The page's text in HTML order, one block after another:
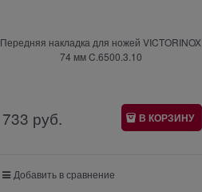
Передняя накладка для ножей VICTORINOX
74 мм C.6500.3.10
733 руб. В КОРЗИНУ
Добавить в сравнение